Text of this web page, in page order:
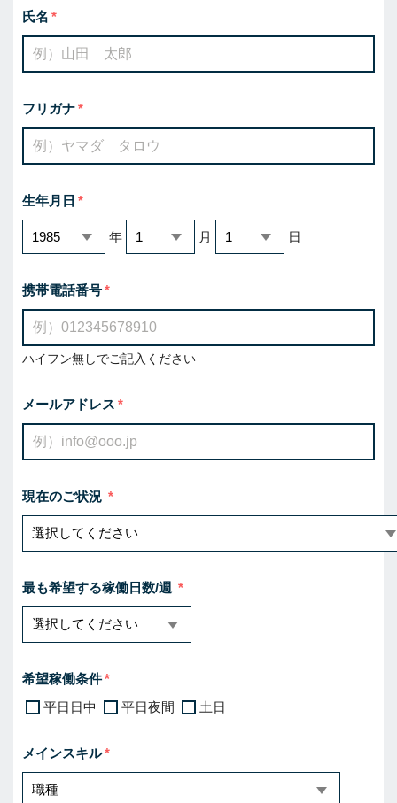
氏名
フリガナ
生年月日
年 月 日
携帯電話番号
ハイフン無しでご記入ください
メールアドレス
現在のご状況
最も希望する稼働日数/週
希望稼働条件
平日日中
平日夜間 土日
メインスキル